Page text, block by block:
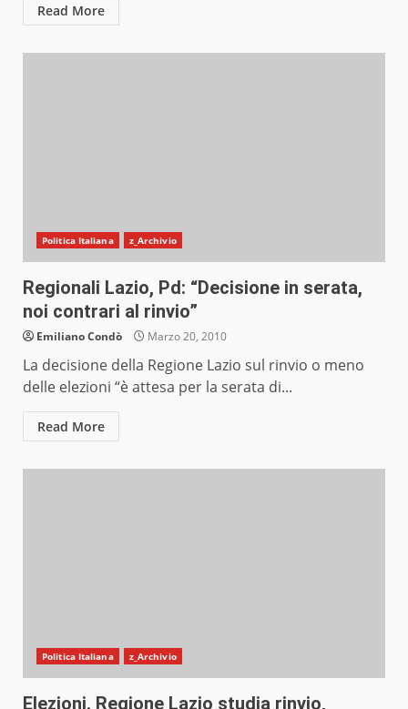
Read More
Politica Italiana z_Archivio
Regionali Lazio, Pd: “Decisione in serata,
noi contrari al rinvio”
Emiliano Condò Marzo 20, 2010
La decisione della Regione Lazio sul rinvio o meno
delle elezioni “è attesa per la serata di...
Read More
Politica Italiana z_Archivio
Elezioni. Regione Lazio studia rinvio,